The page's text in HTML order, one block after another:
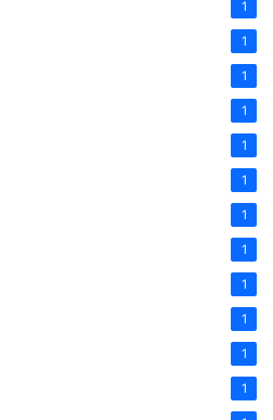
1
1
1
1
1
1
1
1
1
1
1
1